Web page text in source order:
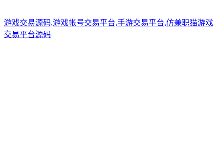
游戏交易源码,游戏帐号交易平台,手游交易平台,仿兼职猫游戏
交易平台源码